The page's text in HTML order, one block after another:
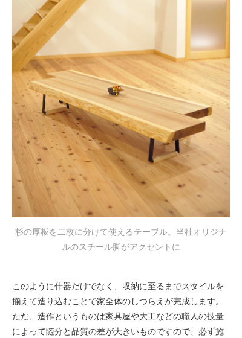
杉の厚板を二枚に分けて使えるテーブル。当社オリジナ
ルのスチール脚がアクセントに
このように什器だけでなく、収納に至るまでスタイルを
揃えて造り込むことで家全体のしつらえが完成します。
ただ、造作というものは家具屋や大工などの職人の技量
によって随分と品質の差が大きいものですので、必ず施